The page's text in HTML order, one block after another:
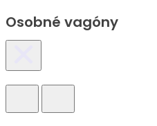
Osobné vagóny